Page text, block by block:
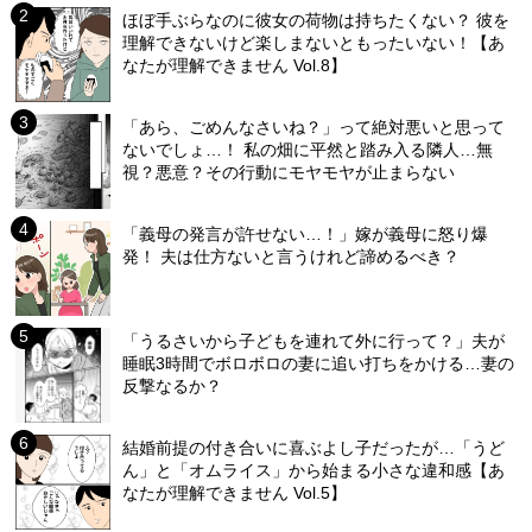
ほぼ手ぶらなのに彼女の荷物は持ちたくない？ 彼を
理解できないけど楽しまないともったいない！【あ
なたが理解できません Vol.8】
「あら、ごめんなさいね？」って絶対悪いと思って
ないでしょ…！ 私の畑に平然と踏み入る隣人…無
視？悪意？その行動にモヤモヤが止まらない
「義母の発言が許せない…！」嫁が義母に怒り爆
発！ 夫は仕方ないと言うけれど諦めるべき？
「うるさいから子どもを連れて外に行って？」夫が
睡眠3時間でボロボロの妻に追い打ちをかける…妻の
反撃なるか？
結婚前提の付き合いに喜ぶよし子だったが…「うど
ん」と「オムライス」から始まる小さな違和感【あ
なたが理解できません Vol.5】